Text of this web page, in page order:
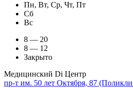
Пн, Вт, Ср, Чт, Пт
Сб
Вс
8 — 20
8 — 12
Закрыто
Медицинский Di Центр
пр-т им. 50 лет Октября, 87